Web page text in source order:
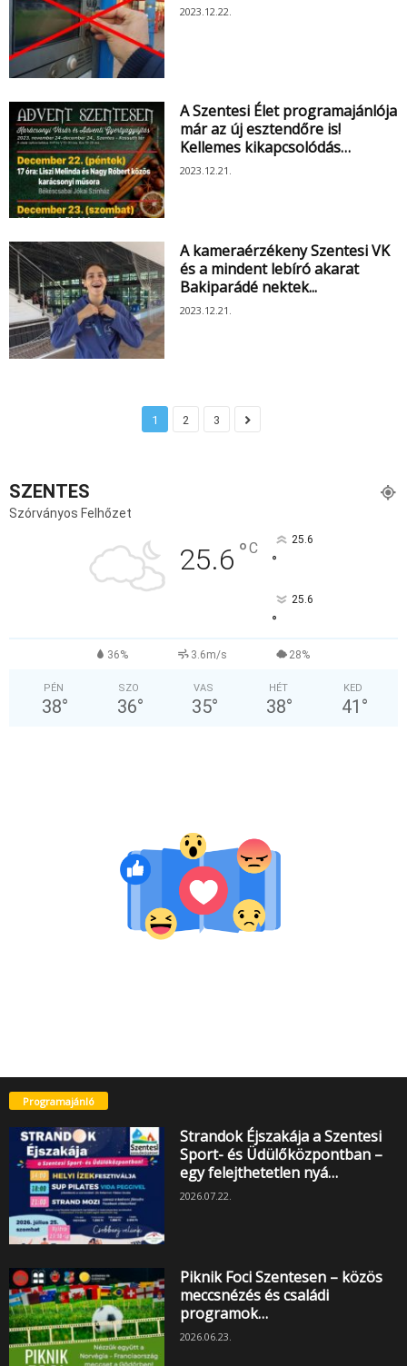
2023.12.22.
A Szentesi Élet programajánlója
már az új esztendőre is!
Kellemes kikapcsolódás…
2023.12.21.
A kameraérzékeny Szentesi VK
és a mindent lebíró akarat
Bakiparádé nektek...
2023.12.21.
1 2 3
SZENTES
Szórványos Felhőzet
25.6 °C 25.6
°
25.6
°
36% 3.6m/s 28%
PÉN
38°
SZO
36°
VAS
35°
HÉT
38°
KED
41 °
Programajánló
Strandok Éjszakája a Szentesi
Sport- és Üdülőközpontban –
egy felejthetetlen nyá…
2026.07.22.
Piknik Foci Szentesen – közös
meccsnézés és családi
programok…
2026.06.23.